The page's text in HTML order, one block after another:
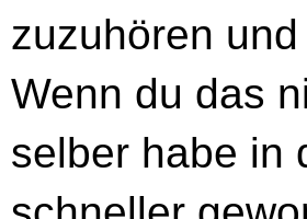
zuzuhören
Wenn du das
selber habe in